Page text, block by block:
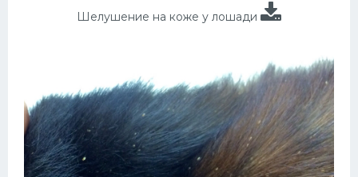
Шелушение на коже у лошади